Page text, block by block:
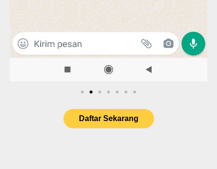
Daftar Sekarang